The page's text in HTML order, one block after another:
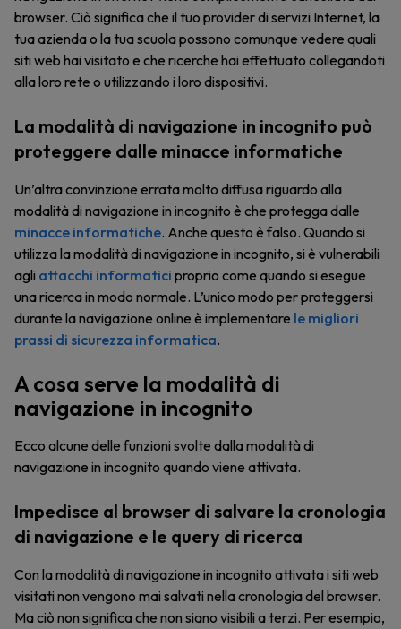
browser. Ciò significa che il tuo provider di servizi Internet, la
tua azienda o la tua scuola possono comunque vedere quali
siti web hai visitato e che ricerche hai effettuato collegandoti
alla loro rete o utilizzando i loro dispositivi.
La modalità di navigazione in incognito può
proteggere dalle minacce informatiche
Un’altra convinzione errata molto diffusa riguardo alla
modalità di navigazione in incognito è che protegga dalle
minacce informatiche. Anche questo è falso. Quando si
utilizza la modalità di navigazione in incognito, si è vulnerabili
agli attacchi informatici proprio come quando si esegue
una ricerca in modo normale. L’unico modo per proteggersi
durante la navigazione online è implementare le migliori
prassi di sicurezza informatica.
A cosa serve la modalità di
navigazione in incognito
Ecco alcune delle funzioni svolte dalla modalità di
navigazione in incognito quando viene attivata.
Impedisce al browser di salvare la cronologia
di navigazione e le query di ricerca
Con la modalità di navigazione in incognito attivata i siti web
visitati non vengono mai salvati nella cronologia del browser.
Ma ciò non significa che non siano visibili a terzi. Per esempio,